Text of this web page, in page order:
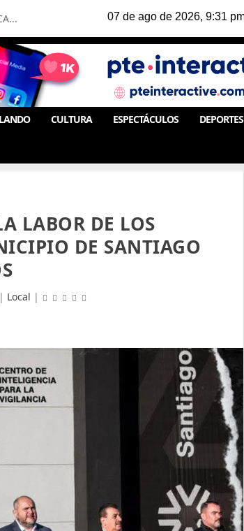
CULTURA ESPECTÁCULOS DEPORTES
LABOR DE LOS
DE SANTIAGO
Local |